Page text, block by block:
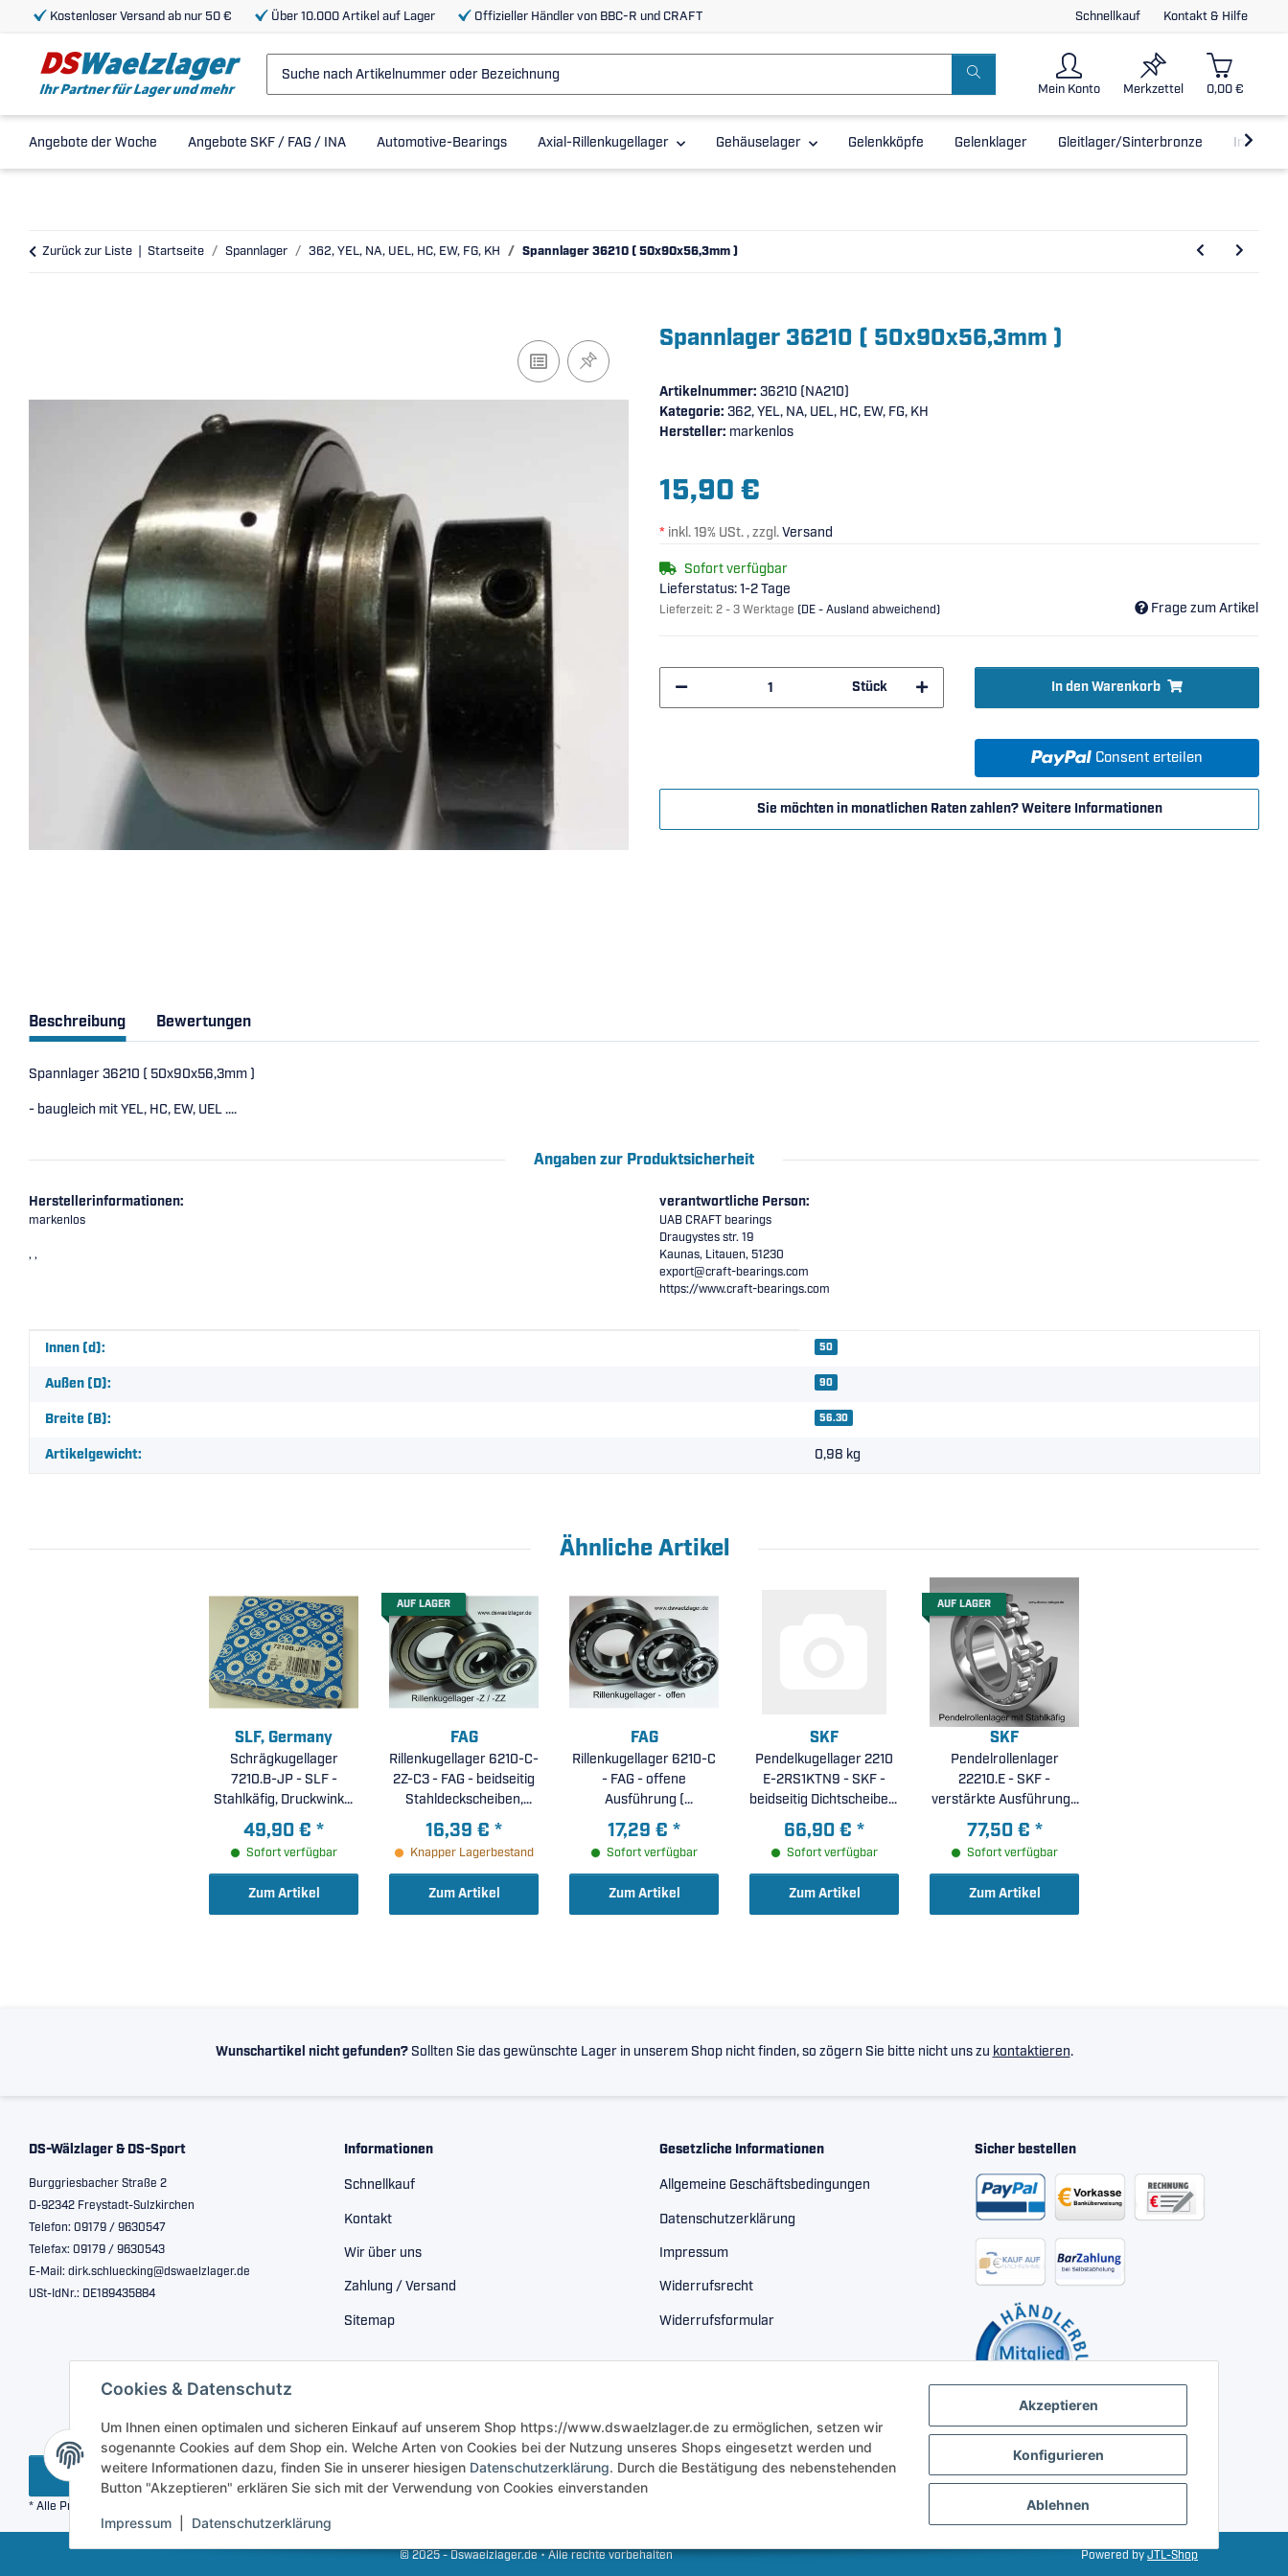
Akzeptieren
Konfigurieren
Ablehnen
Cookies & Datenschutz
Um Ihnen einen optimalen und sicheren Einkauf auf unserem Shop https://www.dswaelzlager.de zu ermöglichen, setzen wir
sogenannte Cookies auf dem Shop ein. Welche Arten von Cookies bei der Nutzung unseres Shops eingesetzt werden und
weitere Informationen dazu, finden Sie in unserer hiesigen Datenschutzerklärung. Durch die Bestätigung des nebenstehenden
Button "Akzeptieren" erklären Sie sich mit der Verwendung von Cookies einverstanden
Impressum Datenschutzerklärung
Schnellkauf Kontakt & Hilfe
Kostenloser Versand ab nur 50 € Über 10.000 Artikel auf Lager Offizieller Händler von BBC-R und CRAFT
Mein Konto Merkzettel 0,00 €
Angebote der Woche Angebote SKF / FAG / INA Automotive-Bearings Axial-Rillenkugellager Gehäuselager Gelenkköpfe Gelenklager Gleitlager/Sinterbronze Inline-
Zurück zur Liste Startseite Spannlager 362, YEL, NA, UEL, HC, EW, FG, KH Spannlager 36210 ( 50x90x56,3mm )
Spannlager 36210 ( 50x90x56,3mm )
Artikelnummer: 36210 (NA210)
Kategorie: 362, YEL, NA, UEL, HC, EW, FG, KH
Hersteller: markenlos
15,90 €
* inkl. 19% USt. , zzgl.Versand
Sofort verfügbar
Lieferstatus: 1-2 Tage
Lieferzeit: 2 - 3 Werktage (DE - Ausland abweichend) Frage zum Artikel
Stück In den Warenkorb
Consent erteilen
Sie möchten in monatlichen Raten zahlen?Weitere Informationen
Beschreibung Bewertungen
Spannlager 36210 ( 50x90x56,3mm )
- baugleich mit YEL, HC, EW, UEL ....
Angaben zur Produktsicherheit
Herstellerinformationen:
markenlos
, ,
verantwortliche Person:
UAB CRAFT bearings
Draugystes str. 19
Kaunas, Litauen, 51230
export@craft-bearings.com
https://www.craft-bearings.com
Produkteigenschaft
Wert
Innen (d): 50
Außen (D): 90
Breite (B): 56.30
Artikelgewicht: 0,98 kg
Ähnliche Artikel
SLF, Germany
Schrägkugellager
7210.B-JP - SLF -
Stahlkäfig, Druckwinkel
40° ( 50x90x20mm )
49,90 € *
Sofort verfügbar
Zum Artikel
AUF LAGER
FAG
Rillenkugellager 6210-C-
2Z-C3 - FAG - beidseitig
Stahldeckscheiben,
erhöhte radiale
Lagerluft C3 (
50x90x20mm )
16,39 € *
Knapper Lagerbestand
Zum Artikel
FAG
Rillenkugellager 6210-C
- FAG - offene
Ausführung (
50x90x20mm )
17,29 € *
Sofort verfügbar
Zum Artikel
SKF
Pendelkugellager 2210
E-2RS1KTN9 - SKF -
beidseitig Dichtscheiben,
Polyamidkäfig, Innenring
konisch ( 50x90x23mm )
66,90 € *
Sofort verfügbar
Zum Artikel
AUF LAGER
SKF
Pendelrollenlager
22210.E - SKF -
verstärkte Ausführung (
50x90x23mm )
77,50 € *
Sofort verfügbar
Zum Artikel
Wunschartikel nicht gefunden?Sollten Sie das gewünschte Lager in unserem Shop nicht finden, so zögern Sie bitte nicht uns zu kontaktieren.
DS-Wälzlager & DS-Sport
Burggriesbacher Straße 2
D-92342 Freystadt-Sulzkirchen
Telefon: 09179 / 9630547
Telefax: 09179 / 9630543
E-Mail: dirk.schluecking@dswaelzlager.de
USt-IdNr.: DE189435884
Informationen
Schnellkauf
Kontakt
Wir über uns
Zahlung / Versand
Sitemap
Gesetzliche Informationen
Allgemeine Geschäftsbedingungen
Datenschutzerklärung
Impressum
Widerrufsrecht
Widerrufsformular
Sicher bestellen
Vertrag widerrufen
* Alle Preise inkl. gesetzlicher USt., zzgl.
© 2025 - Dswaelzlager.de • Alle rechte vorbehalten Powered by JTL-Shop